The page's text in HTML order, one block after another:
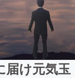
届け元気玉